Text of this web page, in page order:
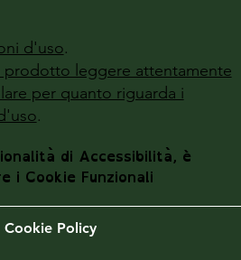
d'uso.
prodotto leggere attentamente
per quanto riguarda i
.
di Accessibilità, è
i Cookie Funzionali
Cookie Policy